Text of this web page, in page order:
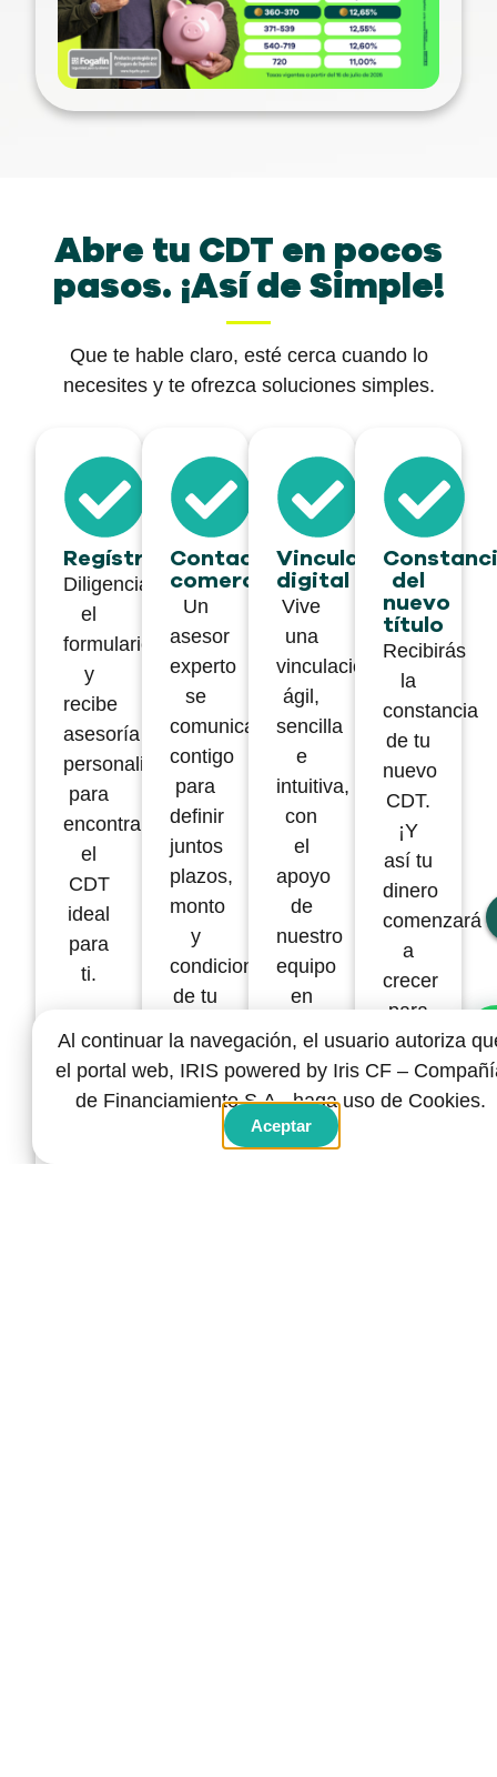
Abre tu CDT en pocos
pasos. ¡Así de Simple!
Que te hable claro, esté cerca cuando lo
necesites y te ofrezca soluciones simples.
Regístrate
Diligencia
el
formulario
y
recibe
asesoría
personalizada
para
encontrar
el
CDT
ideal
para
ti.
Contacto
comercial
Un
asesor
experto
se
comunicará
contigo
para
definir
juntos
plazos,
monto
y
condiciones
de tu
Vinculación
digital
Vive
una
vinculación
ágil,
sencilla
e
intuitiva,
con
el
apoyo
de
nuestro
equipo
en
momento.
del
nuevo
título
Recibirás
la
constancia
de tu
nuevo
CDT.
¡Y
así tu
dinero
comenzará
a
crecer
para
la
construcción
de tu
Quiero ser cliente Iris
Al continuar la navegación, el usuario autoriza
el portal web, IRIS powered by Iris CF –
de Financiamiento S.A., haga uso de Cookies.
Aceptar